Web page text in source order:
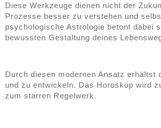
Diese Werkzeuge dienen nicht der
Prozesse besser zu verstehen und
psychologische Astrologie betont dabei
bewussten Gestaltung deines
Durch diesen modernen Ansatz erhältst
und zu entwickeln. Das Horoskop wird
zum starren Regelwerk.